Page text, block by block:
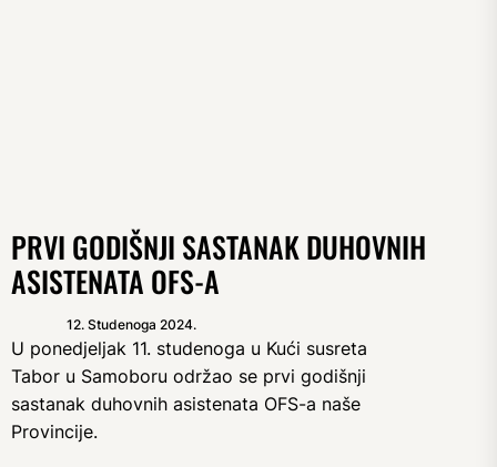
PRVI GODIŠNJI SASTANAK DUHOVNIH
ASISTENATA OFS-A
12. Studenoga 2024.
U ponedjeljak 11. studenoga u Kući susreta
Tabor u Samoboru održao se prvi godišnji
sastanak duhovnih asistenata OFS-a naše
Provincije.